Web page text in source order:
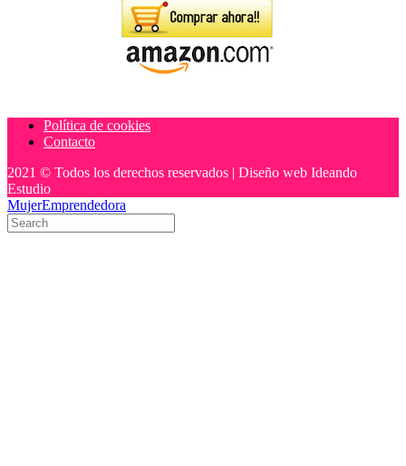
Política de cookies
Contacto
2021 © Todos los derechos reservados | Diseño web Ideando
Estudio
MujerEmprendedora